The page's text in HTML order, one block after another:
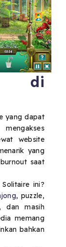
di
yang dapat
website
yang
saat
ini?
, puzzle,
dan masih
memang
bahkan